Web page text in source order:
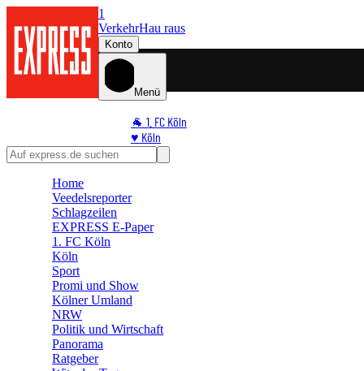
1
VerkehrHau raus
Konto
Menü
🐐 1. FC Köln
♥️ Köln
⭐ Promi
🛒 Shoppingwelt
Home
Veedelsreporter
Schlagzeilen
EXPRESS E-Paper
1. FC Köln
Köln
Sport
Promi und Show
Kölner Umland
NRW
Politik und Wirtschaft
Panorama
Ratgeber